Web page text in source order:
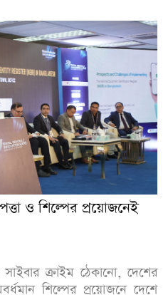
ও শিল্পের প্রয়োজনেই
ক্রাইম ঠেকানো, দেশের
শিল্পের প্রয়োজনে দেশে